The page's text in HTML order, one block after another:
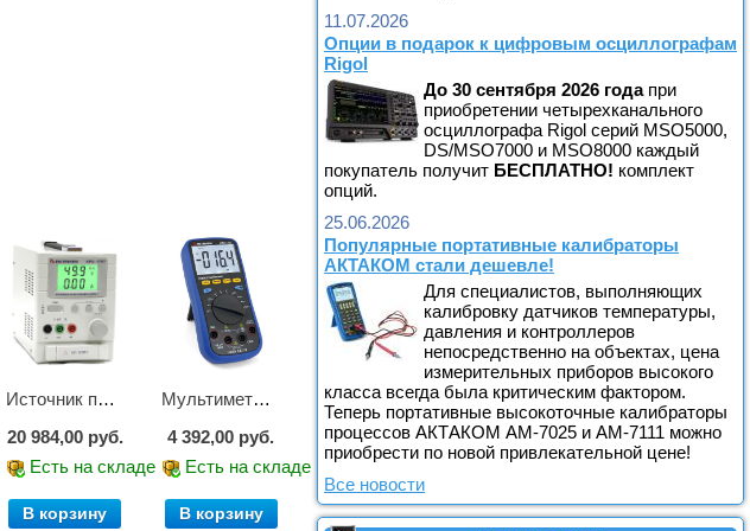
Источник питания APS-1503
20 984,00 руб.
Есть на складе
В корзину
Мультиметр цифровой АММ-1203
4 392,00 руб.
Есть на складе
В корзину
11.07.2026
Опции в подарок к цифровым осциллографам
Rigol
До 30 сентября 2026 годапри
приобретении четырехканального
осциллографа Rigol серий MSO5000,
DS/MSO7000 и MSO8000 каждый
покупатель получит БЕСПЛАТНО! комплект
опций.
25.06.2026
Популярные портативные калибраторы
АКТАКОМ стали дешевле!
Для специалистов, выполняющих
калибровку датчиков температуры,
давления и контроллеров
непосредственно на объектах, цена
измерительных приборов высокого
класса всегда была критическим фактором.
Теперь портативные высокоточные калибраторы
процессов АКТАКОМ АМ-7025 и АМ-7111 можно
приобрести по новой привлекательной цене!
Все новости